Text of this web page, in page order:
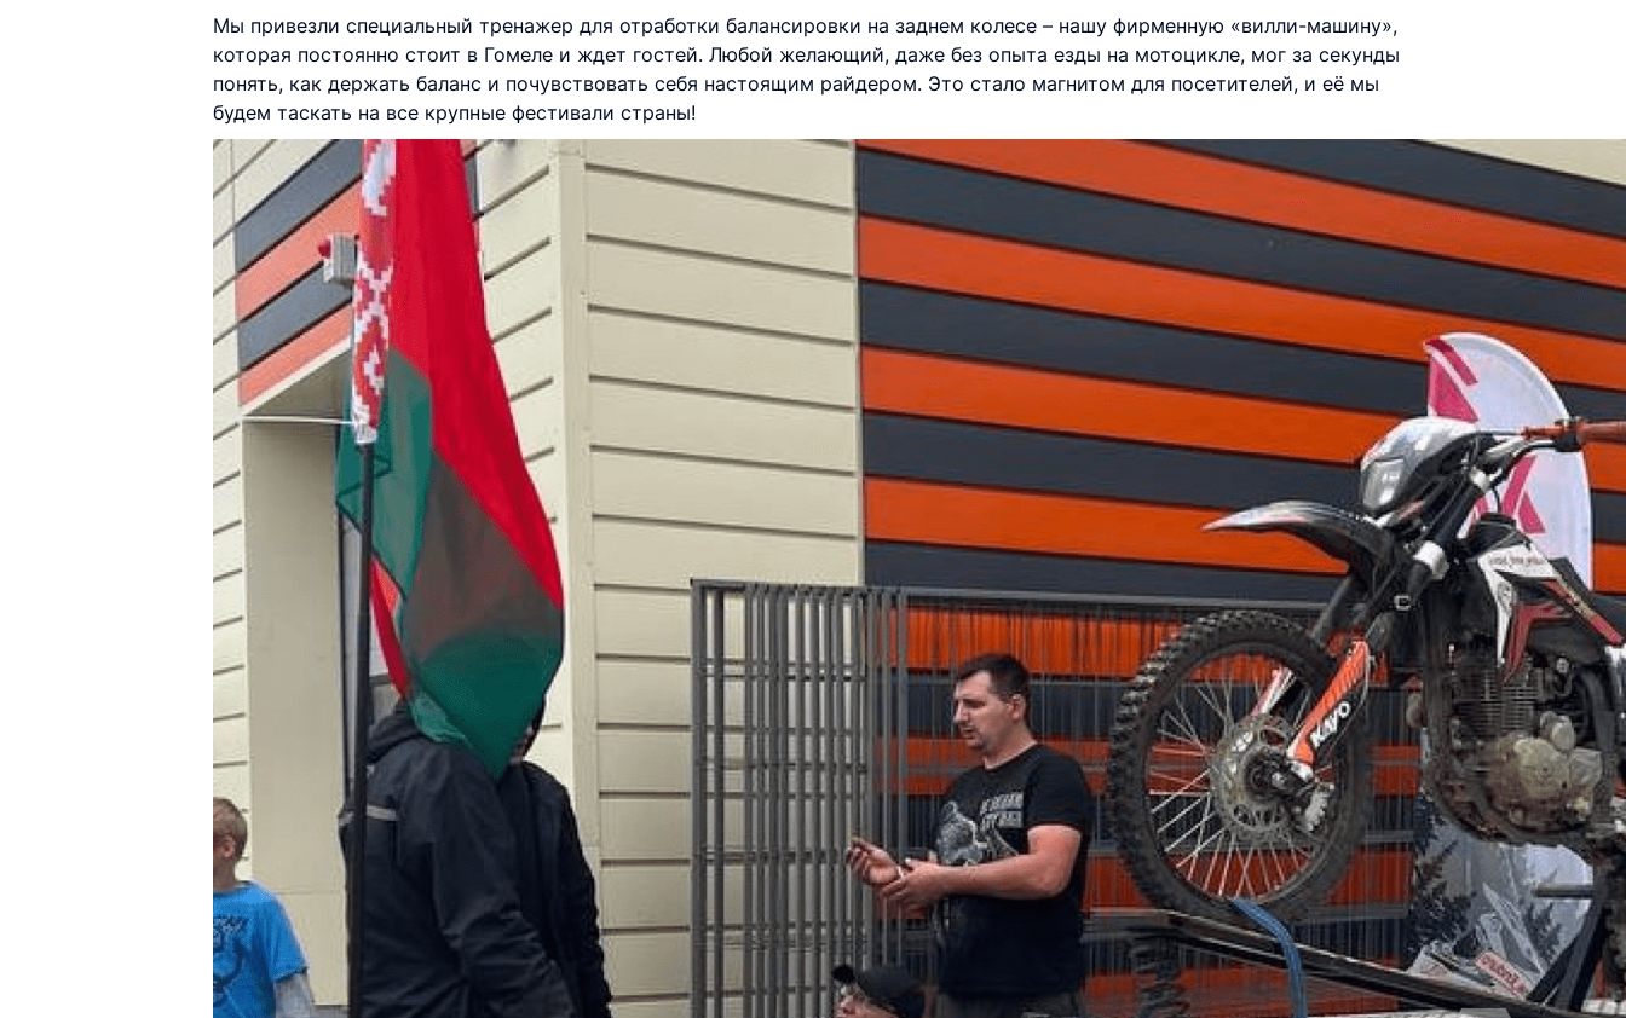
Мы привезли специальный тренажер для отработки балансировки на заднем колесе – нашу фирменную «вилли-машину»,
которая постоянно стоит в Гомеле и ждет гостей. Любой желающий, даже без опыта езды на мотоцикле, мог за секунды
понять, как держать баланс и почувствовать себя настоящим райдером. Это стало магнитом для посетителей, и её мы
будем таскать на все крупные фестивали страны!